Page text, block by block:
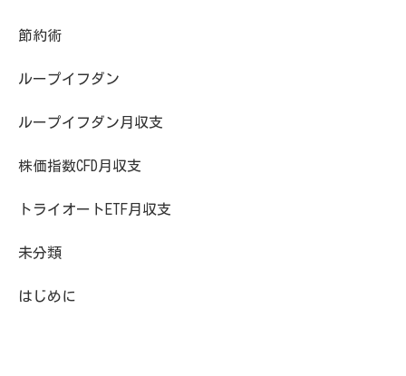
節約術
ループイフダン
ループイフダン月収支
株価指数CFD月収支
トライオートETF月収支
未分類
はじめに